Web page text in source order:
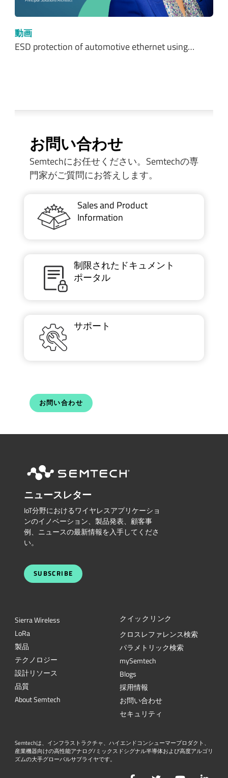
動画
ESD protection of automotive ethernet using…
お問い合わせ
Semtechにお任せください。Semtechの専
門家がご質問にお答えします。
Sales and Product
Information
制限されたドキュメント
ポータル
サポート
お問い合わせ
ニュースレター
IoT分野におけるワイヤレスアプリケーショ
ンのイノベーション、製品発表、顧客事
例、ニュースの最新情報を入手してくださ
い。
SUBSCRIBE
Sierra Wireless
LoRa
製品
テクノロジー
設計リソース
品質
About Semtech
クイックリンク
クロスレファレンス検索
パラメトリック検索
mySemtech
Blogs
採用情報
お問い合わせ
セキュリティ
Semtechは、インフラストラクチャ、ハイエンドコンシューマープロダクト、
産業機器向けの高性能アナログ/ミックスドシグナル半導体および高度アルゴリ
ズムの大手グローバルサプライヤです。